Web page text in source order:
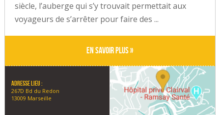
siècle, l’auberge qui s’y trouvait permettait aux
voyageurs de s’arrêter pour faire des ...
En savoir plus »
Adresse lieu :
267D Bd du Redon
13009 Marseille